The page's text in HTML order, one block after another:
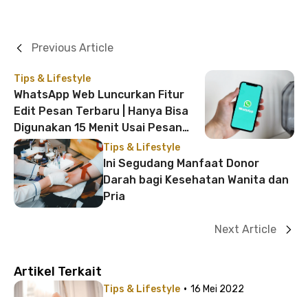
Tips & Lifestyle
WhatsApp Web Luncurkan Fitur
Edit Pesan Terbaru | Hanya Bisa
Digunakan 15 Menit Usai Pesan
Terkirim!
Previous Article
Tips & Lifestyle
Ini Segudang Manfaat Donor
Darah bagi Kesehatan Wanita dan
Pria
Next Article
Artikel Terkait
Tips & Lifestyle · 16 Mei 2022